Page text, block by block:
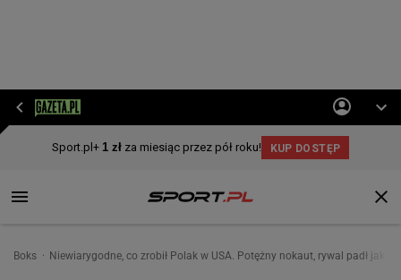
Boks Niewiarygodne, co zrobił Polak w USA. Potężny nokaut, rywal padł jak